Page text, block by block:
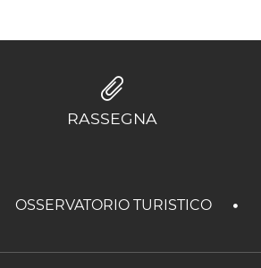
RASSEGNA
OSSERVATORIO TURISTICO